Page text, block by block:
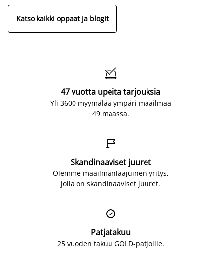
Katso kaikki oppaat ja blogit

47 vuotta upeita tarjouksia
Yli 3600 myymälää ympäri maailmaa
49 maassa.

Skandinaaviset juuret
Olemme maailmanlaajuinen yritys,
jolla on skandinaaviset juuret.

Patjatakuu
25 vuoden takuu GOLD-patjoille.